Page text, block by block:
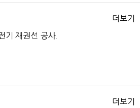
기 재권선 공사.
더보기
더보기